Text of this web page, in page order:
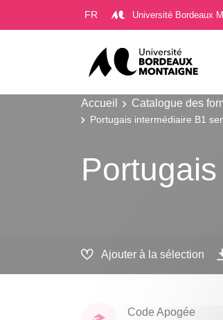
FR Université Bordeaux
Accueil Catalogue des
Portugais intermédiaire B1
Ajouter à la sélection
Code Apogée